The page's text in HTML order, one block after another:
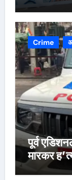
Crime
पूर्व
मारकर